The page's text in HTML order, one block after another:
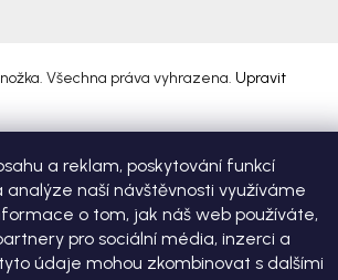
a reklam, poskytování funkcí
analýze naší návštěvnosti využíváme
o tom, jak náš web používáte,
pro sociální média, inzerci a
údaje mohou zkombinovat s dalšími
. Všechna práva vyhrazena. Upravit